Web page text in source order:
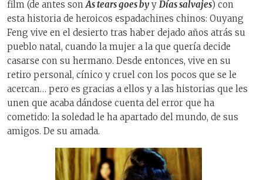
film (de antes son As tears goes by y Días salvajes) con
esta historia de heroicos espadachines chinos: Ouyang
Feng vive en el desierto tras haber dejado años atrás su
pueblo natal, cuando la mujer a la que quería decide
casarse con su hermano. Desde entonces, vive en su
retiro personal, cínico y cruel con los pocos que se le
acercan… pero es gracias a ellos y a las historias que les
unen que acaba dándose cuenta del error que ha
cometido: la soledad le ha apartado del mundo, de sus
amigos. De su amada.